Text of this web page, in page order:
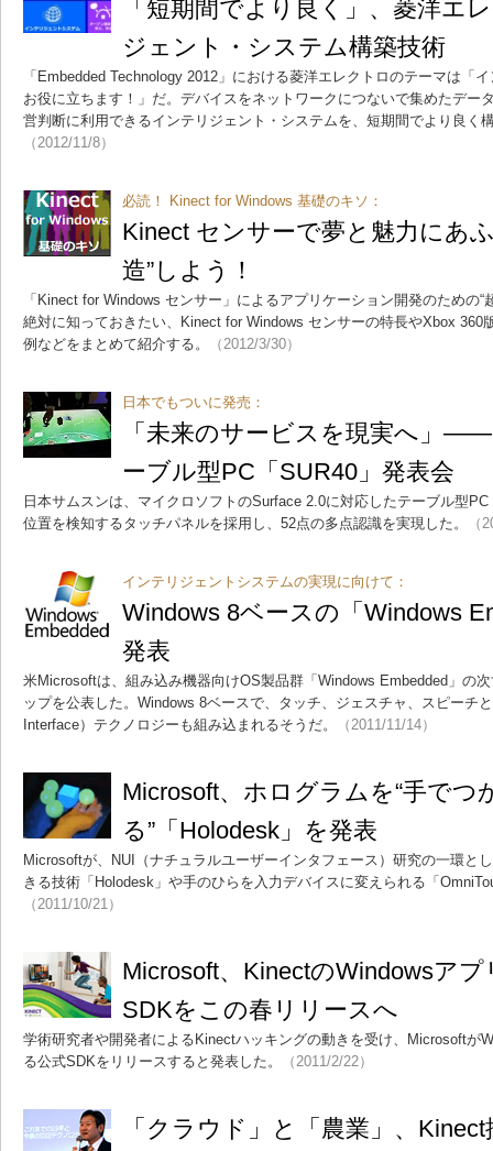
「短期間でより良く」、菱洋エ
ジェント・システム構築技術
「Embedded Technology 2012」における菱洋エレクトロのテーマは「
お役に立ちます！」だ。デバイスをネットワークにつないで集めたデー
営判断に利用できるインテリジェント・システムを、短期間でより良く
（2012/11/8）
必読！ Kinect for Windows 基礎のキソ：
Kinect センサーで夢と魅力にあ
造”しよう！
「Kinect for Windows センサー」によるアプリケーション開発のための
絶対に知っておきたい、Kinect for Windows センサーの特長やXbox 360
例などをまとめて紹介する。
（2012/3/30）
日本でもついに発売：
「未来のサービスを現実へ」
ーブル型PC「SUR40」発表会
日本サムスンは、マイクロソフトのSurface 2.0に対応したテーブル型
位置を検知するタッチパネルを採用し、52点の多点認識を実現した。
（
インテリジェントシステムの実現に向けて：
Windows 8ベースの「Windows
発表
米Microsoftは、組み込み機器向けOS製品群「Windows Embedded」の
ップを公表した。Windows 8ベースで、タッチ、ジェスチャ、スピーチ
Interface）テクノロジーも組み込まれるそうだ。
（2011/11/14）
Microsoft、ホログラムを“手でつ
る”「Holodesk」を発表
Microsoftが、NUI（ナチュラルユーザーインタフェース）研究の一環と
きる技術「Holodesk」や手のひらを入力デバイスに変えられる「
（2011/10/21）
Microsoft、KinectのWindowsア
SDKをこの春リリースへ
学術研究者や開発者によるKinectハッキングの動きを受け、Microsoftが
る公式SDKをリリースすると発表した。
（2011/2/22）
「クラウド」と「農業」、